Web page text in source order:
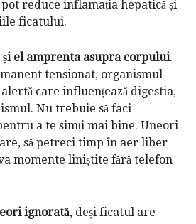
reduce inflamația hepatică și
ficatului.
și el amprenta asupra corpului.
tensionat, organismul
care influențează digestia,
Nu trebuie să faci
a te simți mai bine. Uneori
să petreci timp în aer liber
momente liniștite fără telefon
ignorată, deși ficatul are